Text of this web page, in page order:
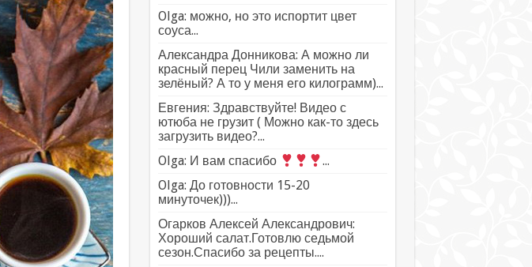
Olga: можно, но это испортит цвет
соуса...
Александра Донникова: А можно ли
красный перец Чили заменить на
зелёный? А то у меня его килограмм)...
Евгения: Здравствуйте! Видео с
ютюба не грузит ( Можно как-то здесь
загрузить видео?...
Olga: И вам спасибо
...
Olga: До готовности 15-20
минуточек)))...
Огарков Алексей Александрович:
Хороший салат.Готовлю седьмой
сезон.Спасибо за рецепты....